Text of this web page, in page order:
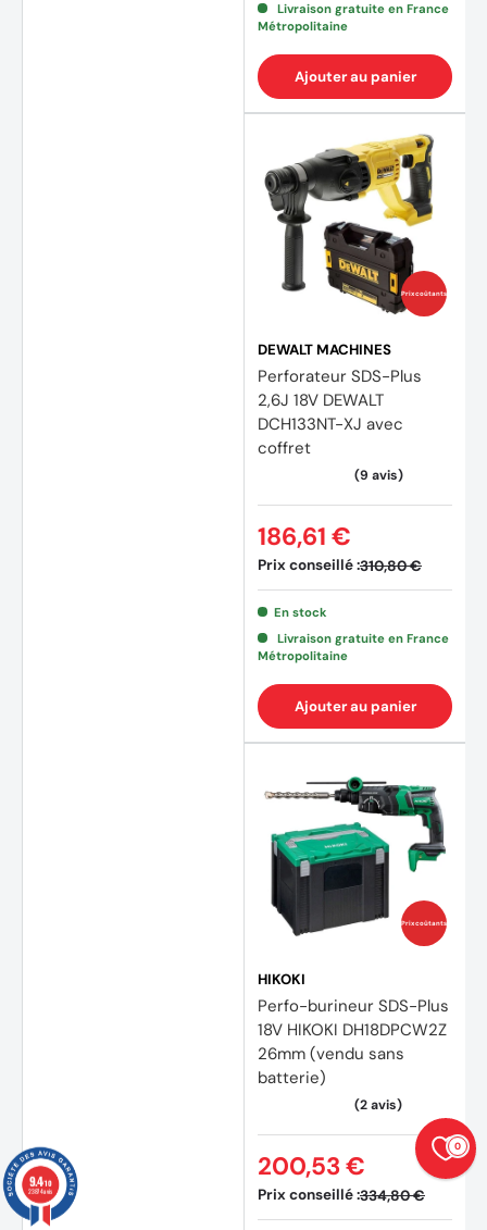
Livraison gratuite en France
Métropolitaine
Ajouter au panier
Prix coûtants
DEWALT MACHINES
Perforateur SDS-Plus
2,6J 18V DEWALT
DCH133NT-XJ avec
coffret
Prix conseillé :310,80 €
186,61 €
En stock
Livraison gratuite en France
Métropolitaine
Ajouter au panier
Prix coûtants
HIKOKI
Perfo-burineur SDS-Plus
18V HIKOKI DH18DPCW2Z
26mm (vendu sans
batterie)
Prix conseillé :334,80 €
200,53 €
0
9.4/10
23874 avis